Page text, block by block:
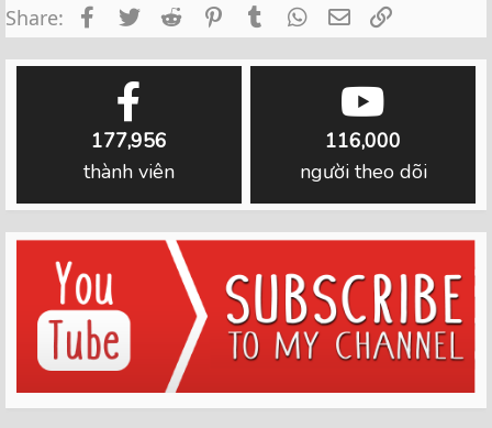
Share: FacebookTwitterReddit PinterestTumblrWhatsApp
Email
177,956
thành viên
116,000
người theo dõi